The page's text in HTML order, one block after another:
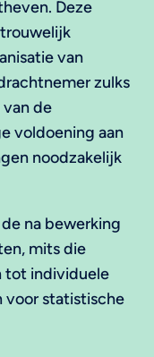
Deze
van
zulks
de
voldoening aan
noodzakelijk
na bewerking
mits die
tot individuele
voor statistische